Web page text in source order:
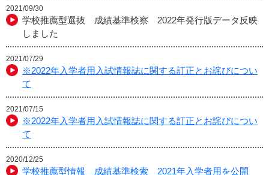
2021/09/30
学校推薦型選抜 成績基準検察 2022年発行版データ反映
しました
2021/07/29
※2022年入学者用入試情報誌に関する訂正とお詫びについ
て
2021/07/15
※2022年入学者用入試情報誌に関する訂正とお詫びについ
て
2020/12/25
学校推薦型情報 成績基準検索 2021年入学者用を公開